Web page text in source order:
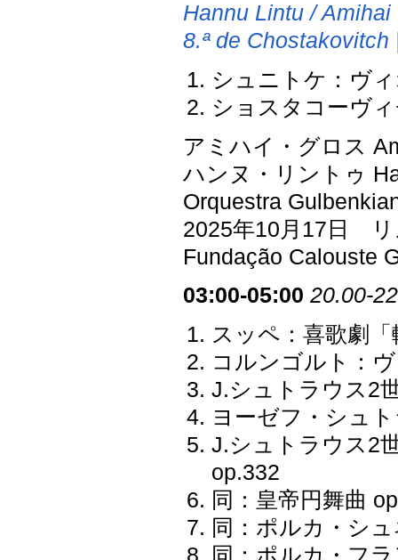
Hannu Lintu / Amihai
8.ª de
シュニトケ：ヴ
ショスタコーヴ
アミハイ・グロス
ハンヌ・リントゥ
Orquestra
2025年10月17日 リ
Fundação Calouste
03:00-05:00 20.00-
スッペ：喜歌劇
コルンゴルト：
J.シュトラウス2
ヨーゼフ・シュ
J.シュトラウス2
op.332
同：皇帝円舞曲
同：ポルカ・シ
同：ポルカ・フ